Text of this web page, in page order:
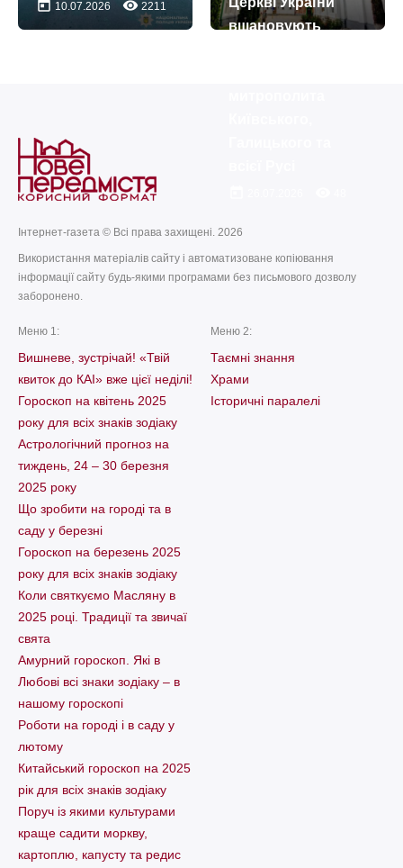
today 10.07.2026 remove_red_eye 2211
вшановують
Інтернет-газета © Всі права захищені. 2026
Використання матеріалів сайту і автоматизоване копіювання
інформації сайту будь-якими програмами без письмового дозволу
заборонено.
Меню 1:
Вишневе, зустрічай! «Твій
квиток до КАІ» вже цієї неділі!
Гороскоп на квітень 2025
року для всіх знаків зодіаку
Астрологічний прогноз на
тиждень, 24 – 30 березня
2025 року
Що зробити на городі та в
саду у березні
Гороскоп на березень 2025
року для всіх знаків зодіаку
Коли святкуємо Масляну в
2025 році. Традиції та звичаї
свята
Амурний гороскоп. Які в
Любові всі знаки зодіаку – в
нашому гороскопі
Pоботи на городі і в саду у
лютому
Китайський гороскоп на 2025
рік для всіх знаків зодіаку
Поруч із якими культурами
краще садити моркву,
картоплю, капусту та редис
Меню 2:
Таємні знання
Храми
Історичні паралелі